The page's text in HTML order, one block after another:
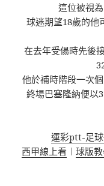
這位被視
球迷期望18歲的他
在去年受偒時先後
他於補時階段一次
終場巴塞隆納便以
運彩ptt-足球
西甲線上看 ︱ 球版